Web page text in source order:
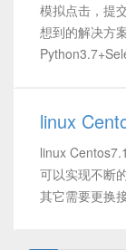
模拟点击，提
想到的解决方
linux
linux
可以实现不断
其它需要更换